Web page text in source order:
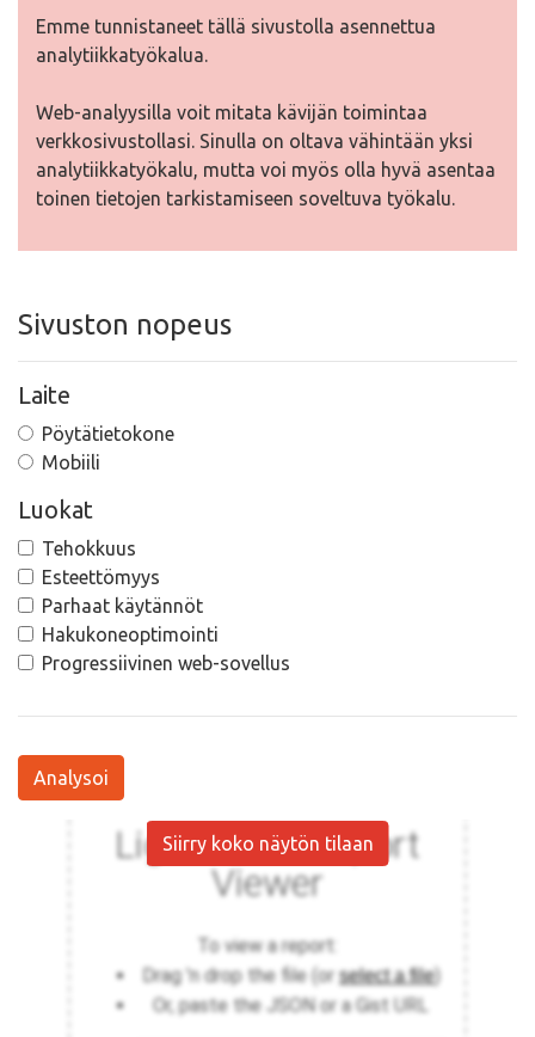
Emme tunnistaneet tällä sivustolla asennettua
analytiikkatyökalua.
Web-analyysilla voit mitata kävijän toimintaa
verkkosivustollasi. Sinulla on oltava vähintään yksi
analytiikkatyökalu, mutta voi myös olla hyvä asentaa
toinen tietojen tarkistamiseen soveltuva työkalu.
Sivuston nopeus
Laite
Pöytätietokone
Mobiili
Luokat
Tehokkuus
Esteettömyys
Parhaat käytännöt
Hakukoneoptimointi
Progressiivinen web-sovellus
Analysoi
Siirry koko näytön tilaan